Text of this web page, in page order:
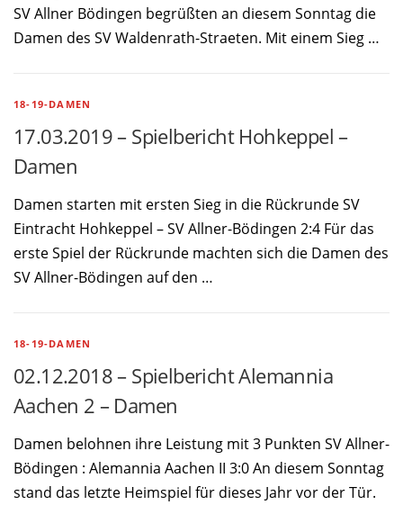
SV Allner Bödingen begrüßten an diesem Sonntag die
Damen des SV Waldenrath-Straeten. Mit einem Sieg …
18-19-DAMEN
17.03.2019 – Spielbericht Hohkeppel –
Damen
Damen starten mit ersten Sieg in die Rückrunde SV
Eintracht Hohkeppel – SV Allner-Bödingen 2:4 Für das
erste Spiel der Rückrunde machten sich die Damen des
SV Allner-Bödingen auf den …
18-19-DAMEN
02.12.2018 – Spielbericht Alemannia
Aachen 2 – Damen
Damen belohnen ihre Leistung mit 3 Punkten SV Allner-
Bödingen : Alemannia Aachen II 3:0 An diesem Sonntag
stand das letzte Heimspiel für dieses Jahr vor der Tür.